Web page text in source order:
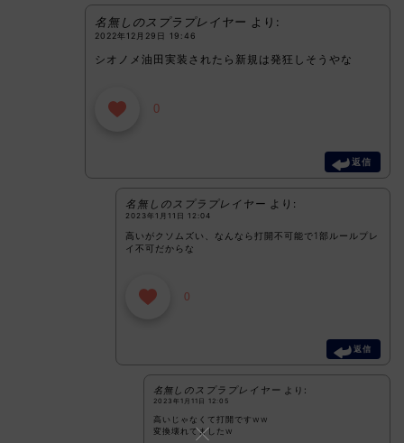
名無しのスプラプレイヤー より:
2022年12月29日 19:46
シオノメ油田実装されたら新規は発狂しそうやな
0
返信
名無しのスプラプレイヤー より:
2023年1月11日 12:04
高いがクソムズい、なんなら打開不可能で1部ルールプレ
イ不可だからな
0
返信
名無しのスプラプレイヤー より:
2023年1月11日 12:05
高いじゃなくて打開ですww
変換壊れてましたw